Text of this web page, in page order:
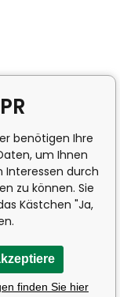
benötigen Ihre
um Ihnen
durch
zu können. Sie
Kästchen "Ja,
finden Sie hier